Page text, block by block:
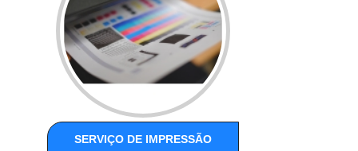
SERVIÇO DE IMPRESSÃO